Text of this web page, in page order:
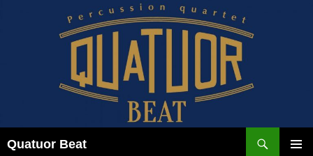
Quatuor Beat